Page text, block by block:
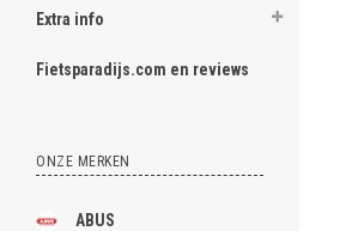
Extra info
Fietsparadijs.com en reviews
ONZE MERKEN
ABUS